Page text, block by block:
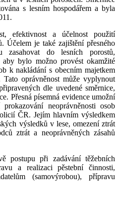
s lesním hospodářem a byla
efektivnost a účelnost použití
Účelem je také zajištění přesného
zasahovat do lesních porostů,
aby bylo možno provést okamžité
k nakládání s obecním majetkem
oprávněnost může vyplynout
dle uvedené směrnice,
Přesná písemná evidence umožní
neoprávněnosti osob
ČR. Jejím hlavním výsledkem
výsledků v lese, omezení ztrát
ztrát a neoprávněných zásahů
postupu při zadávání těžebních
a realizaci pěstební činnosti,
(samovýrobou), přípravu